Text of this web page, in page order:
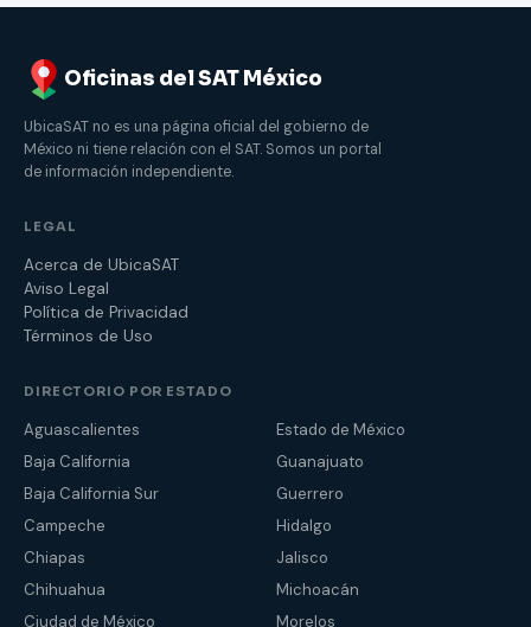
Oficinas del SAT México
UbicaSAT no es una página oficial del gobierno de
México ni tiene relación con el SAT. Somos un portal
de información independiente.
LEGAL
Acerca de UbicaSAT
Aviso Legal
Política de Privacidad
Términos de Uso
DIRECTORIO POR ESTADO
Aguascalientes
Baja California
Baja California Sur
Campeche
Chiapas
Chihuahua
Ciudad de México
Estado de México
Guanajuato
Guerrero
Hidalgo
Jalisco
Michoacán
Morelos